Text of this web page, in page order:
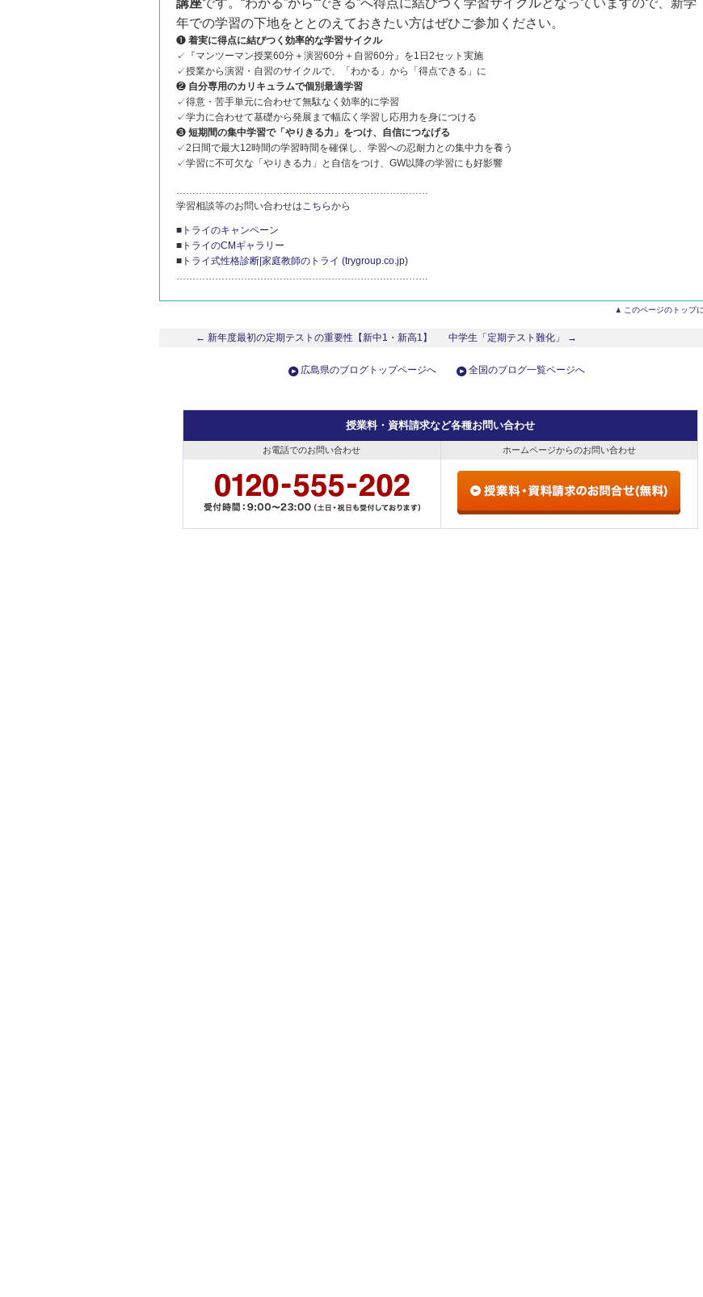
講座です。“わかる”から“できる”へ得点に結びつく学習サイクルとなっていますので、新学
年での学習の下地をととのえておきたい方はぜひご参加ください。
❶ 着実に得点に結びつく効率的な学習サイクル
✓『マンツーマン授業60分＋演習60分＋自習60分』を1日2セット実施
✓授業から演習・自習のサイクルで、「わかる」から「得点できる」に
❷ 自分専用のカリキュラムで個別最適学習
✓得意・苦手単元に合わせて無駄なく効率的に学習
✓学力に合わせて基礎から発展まで幅広く学習し応用力を身につける
❸ 短期間の集中学習で「やりきる力」をつけ、自信につなげる
✓2日間で最大12時間の学習時間を確保し、学習への忍耐力との集中力を養う
✓学習に不可欠な「やりきる力」と自信をつけ、GW以降の学習にも好影響
……………………………………………………………………
学習相談等のお問い合わせはこちらから
■ トライのキャンペーン
■ トライのCMギャラリー
■ トライ式性格診断|家庭教師のトライ (trygroup.co.jp)
……………………………………………………………………
このページのトップ
← 新年度最初の定期テストの重要性【新中1・新高1】 中学生「定期テスト難化」 →
広島県のブログトップページへ 全国のブログ一覧ページへ
授業料・資料請求など各種お問い合わせ
お電話でのお問い合わせ ホームページからのお問い合わせ